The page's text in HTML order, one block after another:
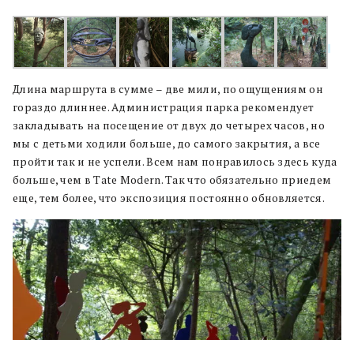
Длина маршрута в сумме – две мили, по ощущениям он
гораздо длиннее. Администрация парка рекомендует
закладывать на посещение от двух до четырех часов, но
мы с детьми ходили больше, до самого закрытия, а все
пройти так и не успели. Всем нам понравилось здесь куда
больше, чем в Tate Modern. Так что обязательно приедем
еще, тем более, что экспозиция постоянно обновляется.